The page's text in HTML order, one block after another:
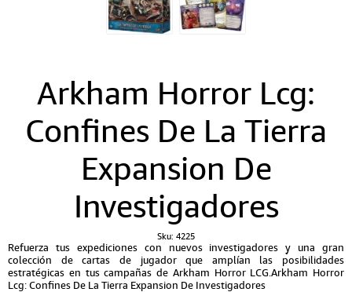
Arkham Horror Lcg:
Confines De La Tierra
Expansion De
Investigadores
Sku: 4225
Refuerza tus expediciones con nuevos investigadores y una gran
colección de cartas de jugador que amplían las posibilidades
estratégicas en tus campañas de Arkham Horror LCG.Arkham Horror
Lcg: Confines De La Tierra Expansion De Investigadores